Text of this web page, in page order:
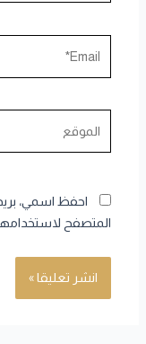
احفظ اسمي،
المتصفح